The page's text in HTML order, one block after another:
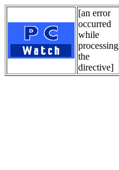
[an error
occurred
while
processing
the
directive]